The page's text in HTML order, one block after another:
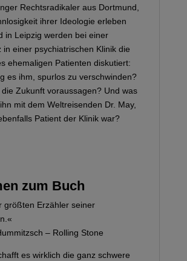
Rechtsradikaler aus Dortmund,
ihrer Ideologie erleben
in Leipzig werden bei einer
in einer psychiatrischen Klinik die
ehemaligen Patienten diskutiert:
es ihm, spurlos zu verschwinden?
Zukunft voraussagen? Und was
mit dem Weltreisenden Dr. May,
Patient der Klinik war?
zum Buch
größten Erzähler seiner
– Rolling Stone
es wirklich die ganz schwere